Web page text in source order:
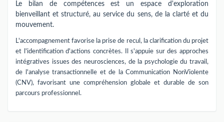
Le bilan de compétences est un espace d'exploration
bienveillant et structuré, au service du sens, de la clarté et du
mouvement.
L'accompagnement favorise la prise de recul, la clarification du projet
et l'identification d'actions concrètes. Il s'appuie sur des approches
intégratives issues des neurosciences, de la psychologie du travail,
de l'analyse transactionnelle et de la Communication NonViolente
(CNV), favorisant une compréhension globale et durable de son
parcours professionnel.